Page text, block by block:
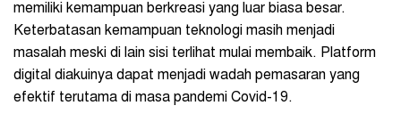
memiliki kemampuan berkreasi yang luar biasa besar.
Keterbatasan kemampuan teknologi masih menjadi
masalah meski di lain sisi terlihat mulai membaik. Platform
digital diakuinya dapat menjadi wadah pemasaran yang
efektif terutama di masa pandemi Covid-19.